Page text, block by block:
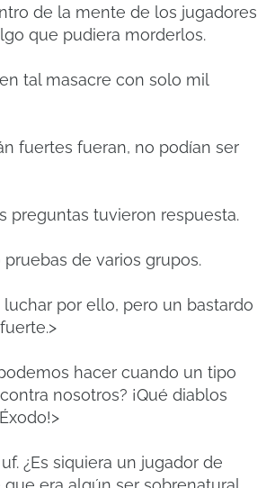
de la mente de los jugadores
que pudiera morderlos.
tal masacre con solo mil
fuertes fueran, no podían ser
preguntas tuvieron respuesta.
pruebas de varios grupos.
luchar por ello, pero un bastardo
hacer cuando un tipo
nosotros? ¡Qué diablos
¿Es siquiera un jugador de